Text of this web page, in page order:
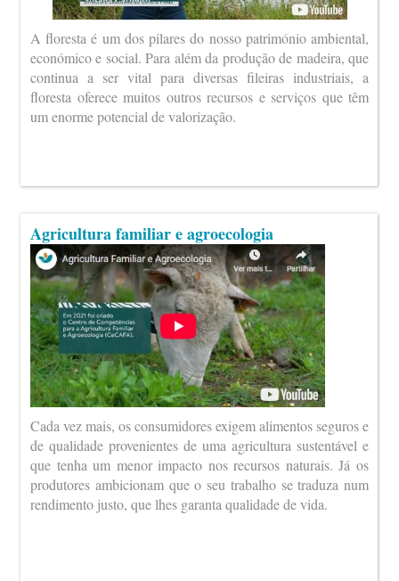
A floresta é um dos pilares do nosso património ambiental,
económico e social. Para além da produção de madeira, que
continua a ser vital para diversas fileiras industriais, a
floresta oferece muitos outros recursos e serviços que têm
um enorme potencial de valorização.
Agricultura familiar e agroecologia
Cada vez mais, os consumidores exigem alimentos seguros e
de qualidade provenientes de uma agricultura sustentável e
que tenha um menor impacto nos recursos naturais. Já os
produtores ambicionam que o seu trabalho se traduza num
rendimento justo, que lhes garanta qualidade de vida.